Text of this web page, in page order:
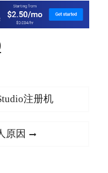
注册机
原因